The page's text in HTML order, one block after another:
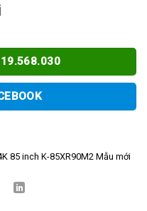
85 inch K-85XR90M2 Mẫu mới